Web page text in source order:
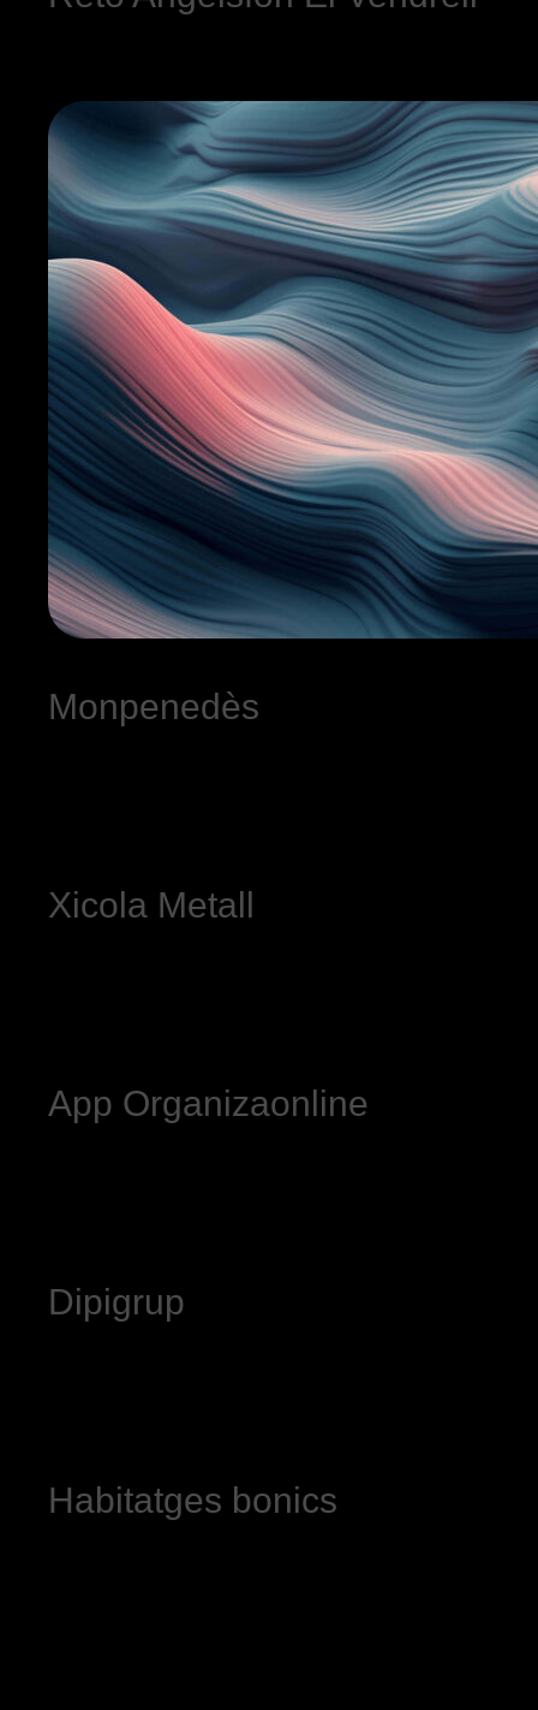
Monpenedès
Xicola Metall
App Organizaonline
Dipigrup
Habitatges bonics